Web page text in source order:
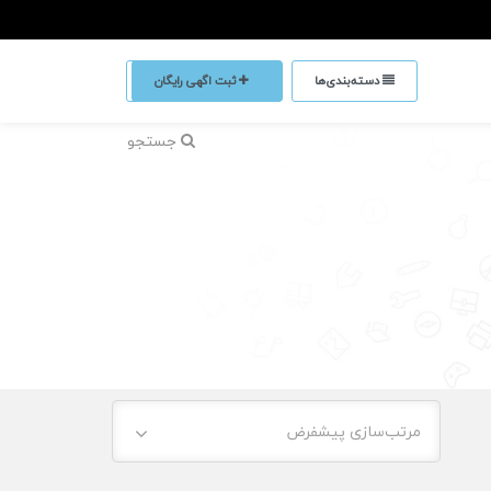
دسته‌بندی‌ها ثبت اگهی رایگان
جستجو
مرتب‌سازی پیشفرض